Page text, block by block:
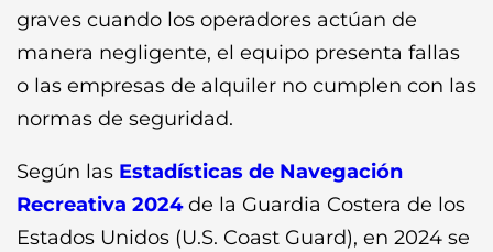
graves cuando los operadores actúan de
manera negligente, el equipo presenta fallas
o las empresas de alquiler no cumplen con las
normas de seguridad.
Según las Estadísticas de Navegación
Recreativa 2024de la Guardia Costera de los
Estados Unidos (U.S. Coast Guard), en 2024 se